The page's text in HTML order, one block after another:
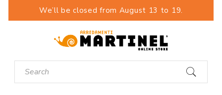
We’ll be closed from August 13 to 19.